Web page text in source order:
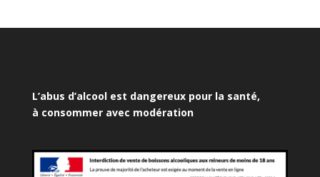
L’abus d’alcool est dangereux pour la santé,
à consommer avec modération